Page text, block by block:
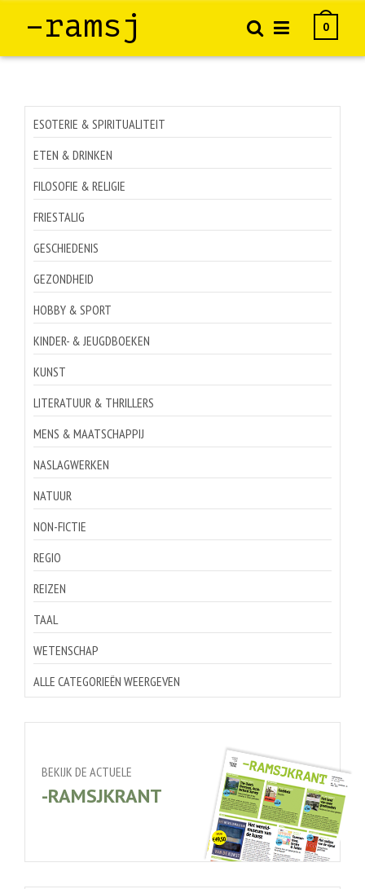
–ramsj 0
ESOTERIE & SPIRITUALITEIT
ETEN & DRINKEN
FILOSOFIE & RELIGIE
FRIESTALIG
GESCHIEDENIS
GEZONDHEID
HOBBY & SPORT
KINDER- & JEUGDBOEKEN
KUNST
LITERATUUR & THRILLERS
MENS & MAATSCHAPPIJ
NASLAGWERKEN
NATUUR
NON-FICTIE
REGIO
REIZEN
TAAL
WETENSCHAP
ALLE CATEGORIEËN WEERGEVEN
BEKIJK DE ACTUELE
-RAMSJKRANT